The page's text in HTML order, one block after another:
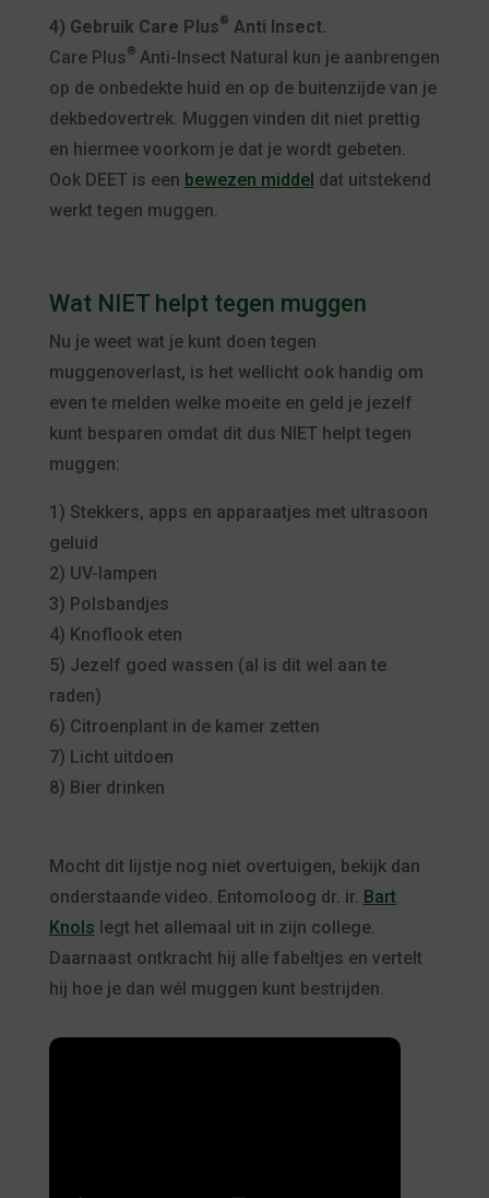
4) Gebruik Care Plus® Anti Insect.
Care Plus®Anti-Insect Natural kun je aanbrengen
op de onbedekte huid en op de buitenzijde van je
dekbedovertrek. Muggen vinden dit niet prettig
en hiermee voorkom je dat je wordt gebeten.
Ook DEET is een bewezen middel dat uitstekend
werkt tegen muggen.
Wat NIET helpt tegen muggen
Nu je weet wat je kunt doen tegen
muggenoverlast, is het wellicht ook handig om
even te melden welke moeite en geld je jezelf
kunt besparen omdat dit dus NIET helpt tegen
muggen:
1) Stekkers, apps en apparaatjes met ultrasoon
geluid
2) UV-lampen
3) Polsbandjes
4) Knoflook eten
5) Jezelf goed wassen (al is dit wel aan te
raden)
6) Citroenplant in de kamer zetten
7) Licht uitdoen
8) Bier drinken
Mocht dit lijstje nog niet overtuigen, bekijk dan
onderstaande video. Entomoloog dr. ir. Bart
Knols legt het allemaal uit in zijn college.
Daarnaast ontkracht hij alle fabeltjes en vertelt
hij hoe je dan wél muggen kunt bestrijden.